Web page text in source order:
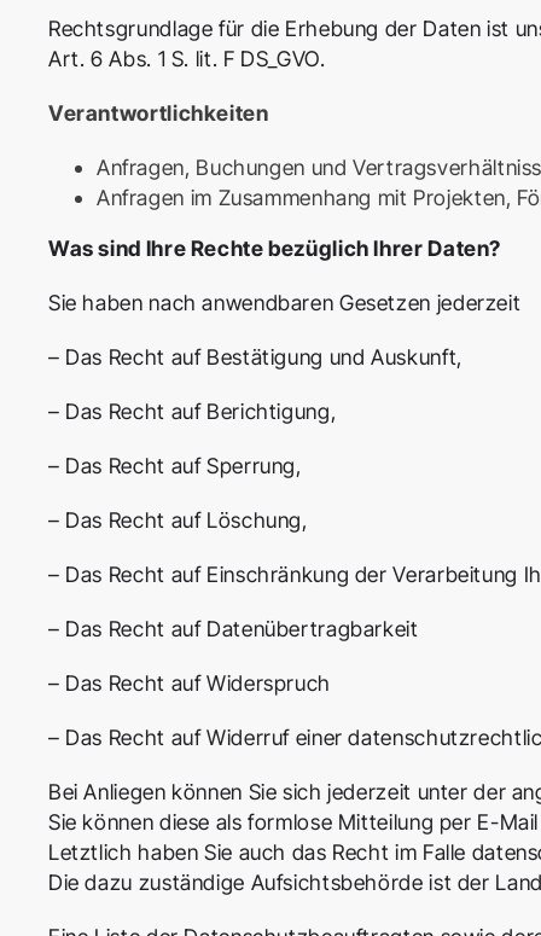
Rechtsgrundlage für die Erhebung der Daten ist
Art. 6 Abs. 1 S. lit. F DS_GVO.
Verantwortlichkeiten
Anfragen, Buchungen und
Anfragen im Zusammenhang mit Projekten,
Was sind Ihre Rechte bezüglich Ihrer Daten?
Sie haben nach anwendbaren Gesetzen jederzeit
– Das Recht auf Bestätigung und Auskunft,
– Das Recht auf Berichtigung,
– Das Recht auf Sperrung,
– Das Recht auf Löschung,
– Das Recht auf Einschränkung der Verarbeitung
– Das Recht auf Datenübertragbarkeit
– Das Recht auf Widerspruch
– Das Recht auf Widerruf einer
Bei Anliegen können Sie sich jederzeit unter der
Sie können diese als formlose Mitteilung per E-
Letztlich haben Sie auch das Recht im Falle
Die dazu zuständige Aufsichtsbehörde ist der